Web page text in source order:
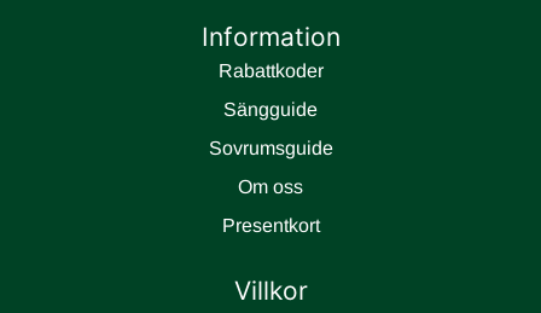
Information
Rabattkoder
Sängguide
Sovrumsguide
Om oss
Presentkort
Villkor